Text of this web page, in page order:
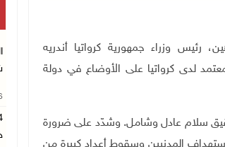
شاهين، رئيس وزراء جمهورية كرواتيا أندريه
لدى كرواتيا على الأوضاع في دولة
لتحقيق سلام عادل وشامل. وشدّد على ضرورة